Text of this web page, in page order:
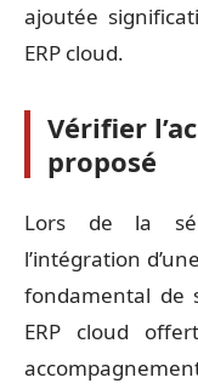
ajoutée
ERP cloud.
Vérifier
proposé
Lors de la
l’intégration
fondamental de
ERP cloud